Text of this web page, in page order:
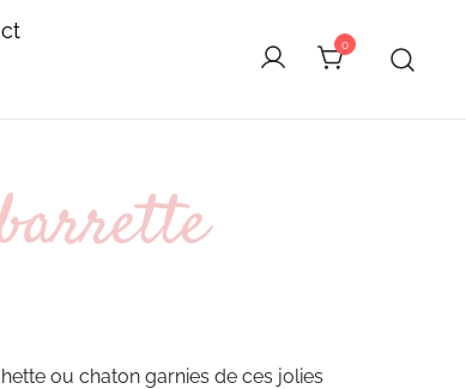
0
ou chaton garnies de ces jolies